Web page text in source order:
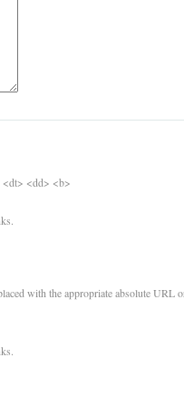
<dd> <b>
with the appropriate absolute URL